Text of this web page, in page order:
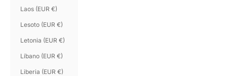
Laos (EUR €)
Lesoto (EUR €)
Letonia (EUR €)
Líbano (EUR €)
Liberia (EUR €)